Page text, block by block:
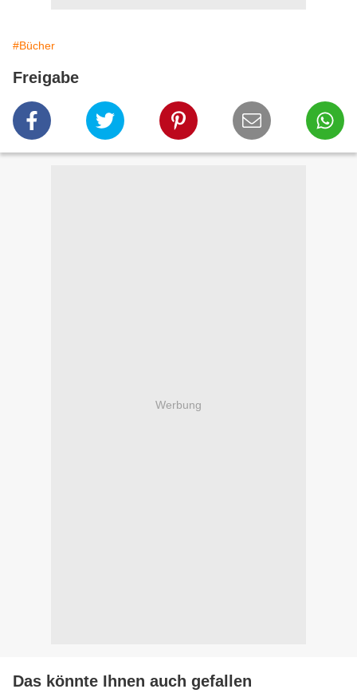
#Bücher
Freigabe
Werbung
Das könnte Ihnen auch gefallen